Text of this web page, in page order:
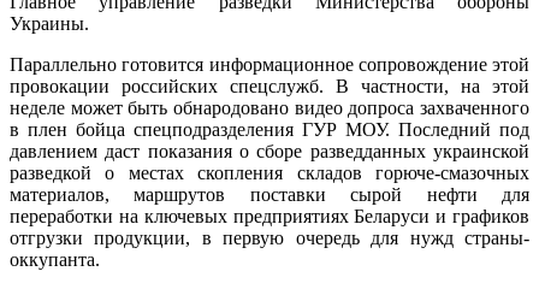
Украины.
Параллельно готовится информационное сопровождение этой
провокации российских спецслужб. В частности, на этой
неделе может быть обнародовано видео допроса захваченного
в плен бойца спецподразделения ГУР МОУ. Последний под
давлением даст показания о сборе разведданных украинской
разведкой о местах скопления складов горюче-смазочных
материалов, маршрутов поставки сырой нефти для
переработки на ключевых предприятиях Беларуси и графиков
отгрузки продукции, в первую очередь для нужд страны-
оккупанта.